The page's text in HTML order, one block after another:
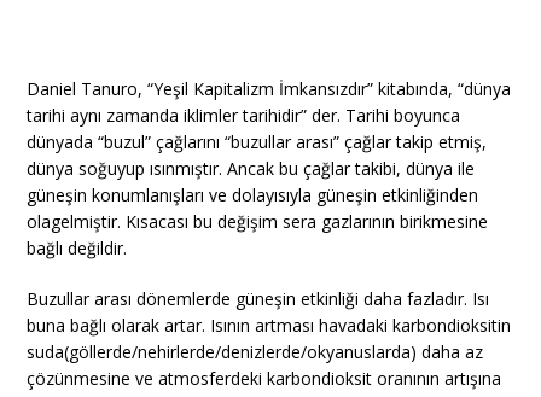
Daniel Tanuro, “Yeşil Kapitalizm İmkansızdır” kitabında, “dünya
tarihi aynı zamanda iklimler tarihidir” der. Tarihi boyunca
dünyada “buzul” çağlarını “buzullar arası” çağlar takip etmiş,
dünya soğuyup ısınmıştır. Ancak bu çağlar takibi, dünya ile
güneşin konumlanışları ve dolayısıyla güneşin etkinliğinden
olagelmiştir. Kısacası bu değişim sera gazlarının birikmesine
bağlı değildir.
Buzullar arası dönemlerde güneşin etkinliği daha fazladır. Isı
buna bağlı olarak artar. Isının artması havadaki karbondioksitin
suda(göllerde/nehirlerde/denizlerde/okyanuslarda) daha az
çözünmesine ve atmosferdeki karbondioksit oranının artışına